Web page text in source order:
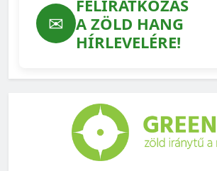
✉
FELIRATKOZÁS
A ZÖLD HANG
HÍRLEVELÉRE!